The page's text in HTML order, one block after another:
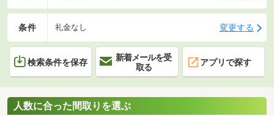
条件 礼金なし 変更する
検索条件を保存
新着メールを受
取る
アプリで探す
人数に合った間取りを選ぶ